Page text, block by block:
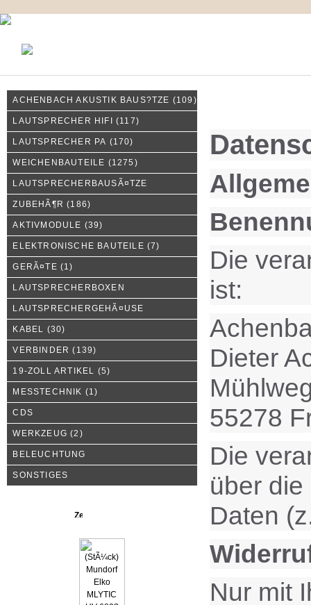
ACHENBACH AKUSTIK BAUS?TZE (109)
LAUTSPRECHER HIFI (117)
LAUTSPRECHER PA (170)
WEICHENBAUTEILE (1275)
LAUTSPRECHERBAUSÃ¤TZE
ZUBEHÃ¶R (186)
AKTIVMODULE (39)
ELEKTRONISCHE BAUTEILE (7)
GERÃ¤TE (1)
LAUTSPRECHERBOXEN
LAUTSPRECHERGEHÃ¤USE
KABEL (30)
VERBINDER (139)
19-ZOLL ARTIKEL (5)
MESSTECHNIK (1)
CDS
WERKZEUG (2)
BELEUCHTUNG
SONSTIGES
Die
ist:
Dieter
55278
Die
über
Daten
Nur mit